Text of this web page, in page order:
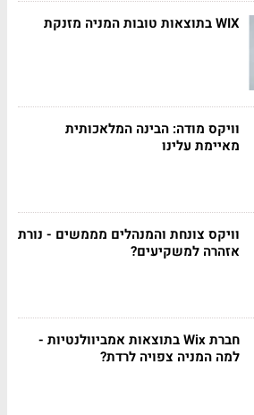
WIX בתוצאות טובות המניה מזנקת
וויקס מודה: הבינה המלאכותית
מאיימת עלינו
וויקס צונחת והמנהלים מממשים - נורת
אזהרה למשקיעים?
חברת Wix בתוצאות אמביוולנטיות -
למה המניה צפויה לרדת?